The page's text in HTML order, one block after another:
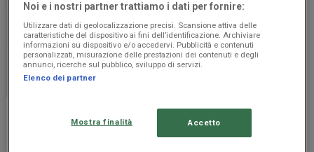
Noi e i nostri partner trattiamo i dati per fornire:
Utilizzare dati di geolocalizzazione precisi. Scansione attiva delle
caratteristiche del dispositivo ai fini dell’identificazione. Archiviare
informazioni su dispositivo e/o accedervi. Pubblicità e contenuti
personalizzati, misurazione delle prestazioni dei contenuti e degli
annunci, ricerche sul pubblico, sviluppo di servizi.
Elenco dei partner
Mostra finalità Accetto